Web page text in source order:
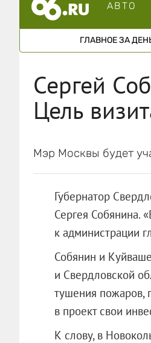
АВТО
ГЛАВНОЕ ЗА
Сергей
Цель
Мэр Москвы будет
Губернатор
Сергея Собянина.
к администрации
Собянин и
и Свердловской
тушения пожаров,
в проект свои
К слову, в